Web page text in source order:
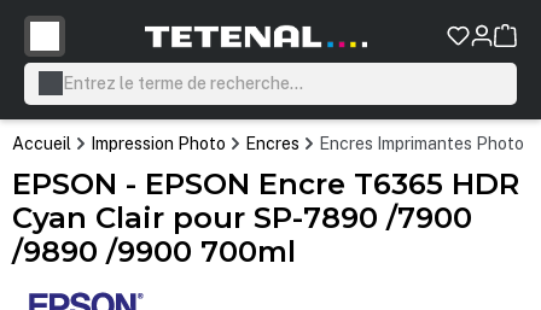
principal
Accueil Impression Photo Encres Encres Imprimantes Photo
EPSON - EPSON Encre T6365 HDR
Cyan Clair pour SP-7890 /7900
/9890 /9900 700ml